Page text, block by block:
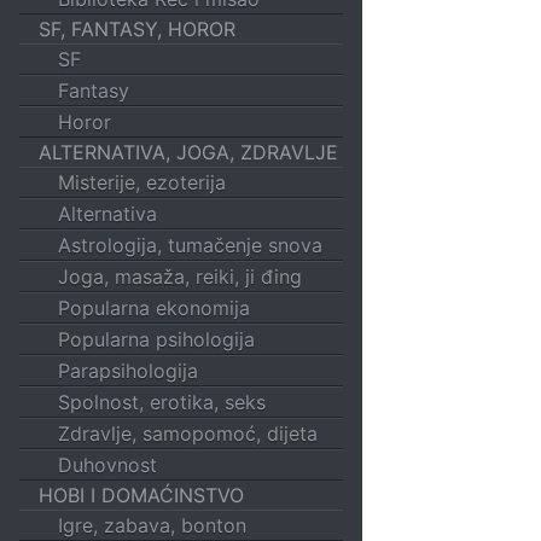
SF, FANTASY, HOROR
SF
Fantasy
Horor
ALTERNATIVA, JOGA, ZDRAVLJE
Misterije, ezoterija
Alternativa
Astrologija, tumačenje snova
Joga, masaža, reiki, ji đing
Popularna ekonomija
Popularna psihologija
Parapsihologija
Spolnost, erotika, seks
Zdravlje, samopomoć, dijeta
Duhovnost
HOBI I DOMAĆINSTVO
Igre, zabava, bonton